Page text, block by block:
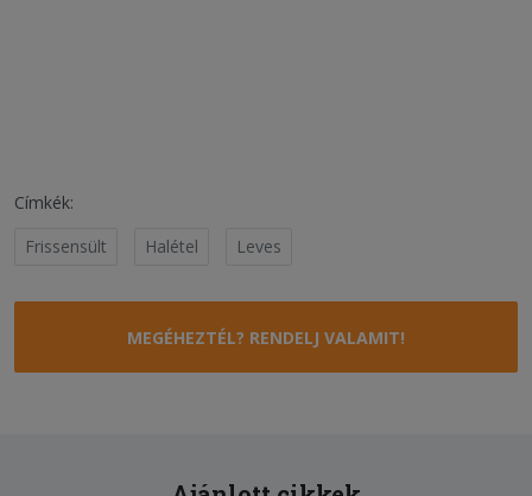
Címkék:
Frissensült
Halétel Leves
MEGÉHEZTÉL? RENDELJ VALAMIT!